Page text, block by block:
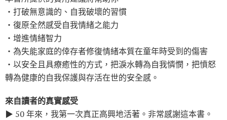
‧打破無意識的、自我破壞的習慣
‧復原全然感受自我情緒之能力
‧增進情緒智力
‧為失能家庭的倖存者修復情緒本質在童年時受到的傷害
‧以安全且具療癒性的方式，把淚水轉為自我憐憫，把憤怒
轉為健康的自我保護與存活在世的安全感。
來自讀者的真實感受
▶ 50 年來，我第一次真正高興地活著。非常感謝這本書。